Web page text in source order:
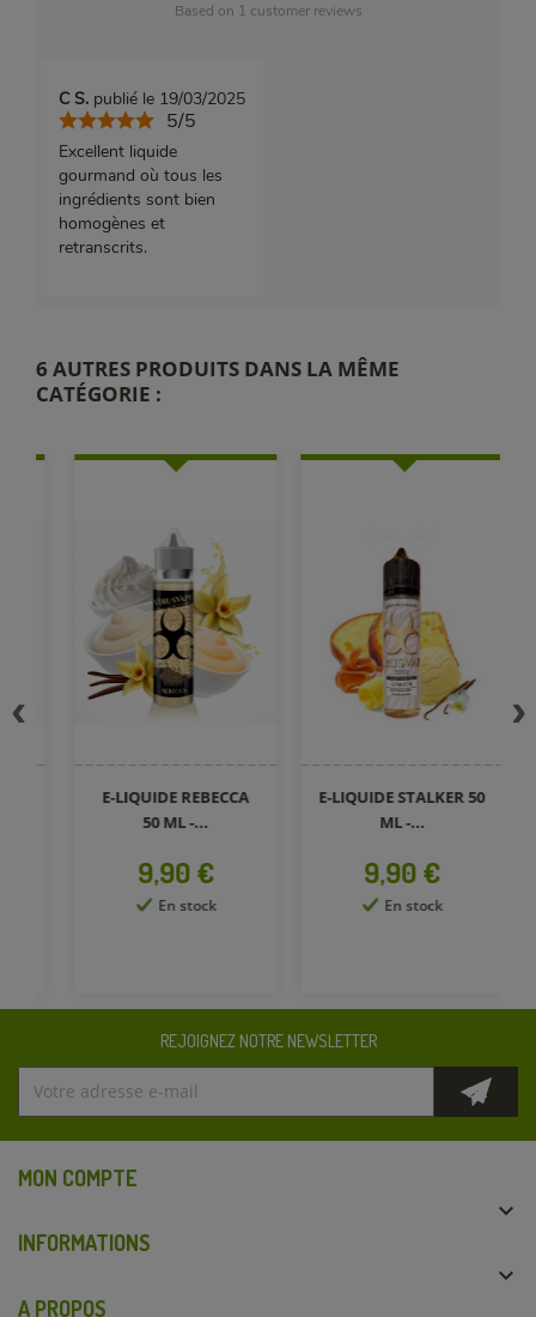
Based on 1 customer reviews
C S. publié le 19/03/2025
5/5
Excellent liquide
gourmand où tous les
ingrédients sont bien
homogènes et
retranscrits.
6 AUTRES PRODUITS DANS LA MÊME
CATÉGORIE :
E-LIQUIDE REBECCA
50 ML -...
Prix
9,90 €
En stock
E-LIQUIDE STALKER 50
ML -...
Prix
9,90 €
En stock
REJOIGNEZ NOTRE NEWSLETTER
MON COMPTE

INFORMATIONS

A PROPOS